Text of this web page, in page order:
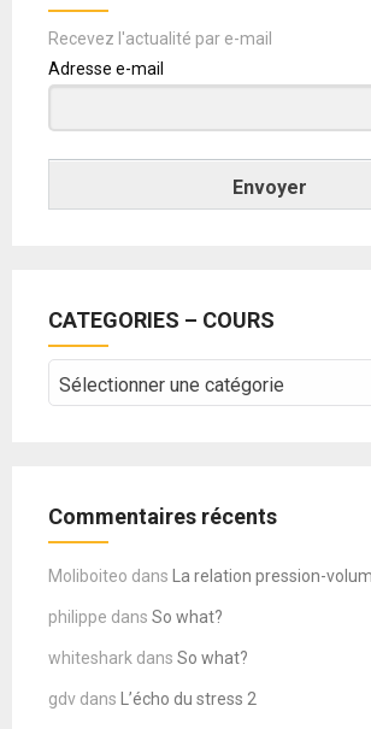
Recevez l'actualité par e-mail
Adresse e-mail
Envoyer
CATEGORIES – COURS
–
Commentaires récents
Moliboiteo dans La relation pression-
philippe dans So what?
whiteshark dans So what?
gdv dans L’écho du stress 2